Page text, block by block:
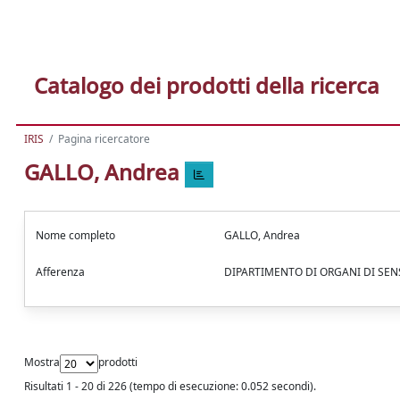
Catalogo dei prodotti della ricerca
IRIS Pagina ricercatore
GALLO, Andrea
Nome completo GALLO, Andrea
Afferenza DIPARTIMENTO DI ORGANI DI
Mostra
prodotti
Risultati 1 - 20 di 226 (tempo di esecuzione: 0.052 secondi).